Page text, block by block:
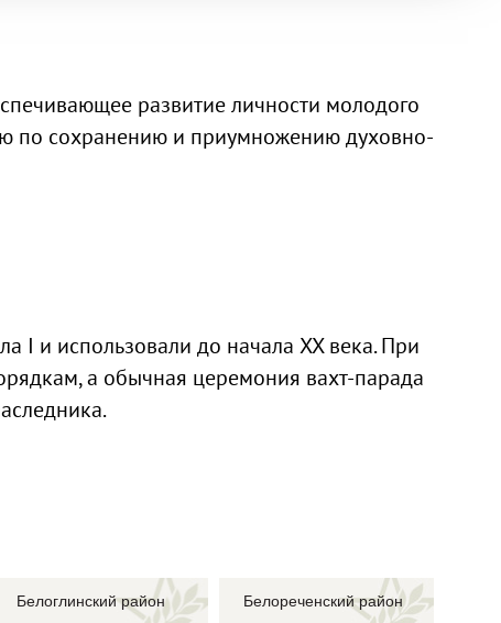
развитие личности молодого
по сохранению и приумножению духовно-
I и использовали до начала XX века. При
а обычная церемония вахт-парада
Белоглинский район Белореченский район